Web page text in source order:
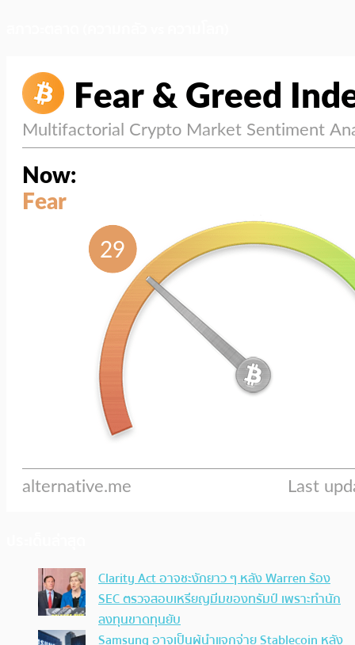
Clarity Act อาจชะงักยาว ๆ หลัง Warren ร้อง
SEC ตรวจสอบเหรียญมีมของทรัมป์ เพราะทำนัก
ลงทุนขาดทุนยับ
Samsung อาจเป็นผู้นำแจกจ่าย Stablecoin หลัง